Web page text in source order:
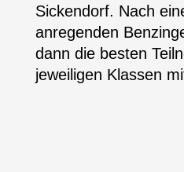
Sickendorf. Nach
anregenden
dann die besten
jeweiligen Klassen